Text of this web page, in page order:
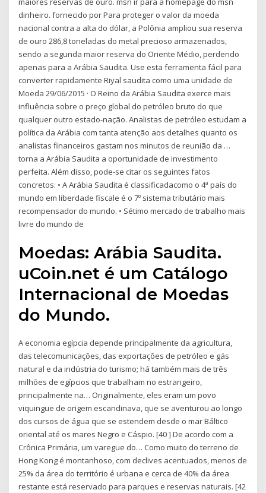
dinheiro. fornecido por Para proteger o valor da moeda
nacional contra a alta do dólar, a Polônia ampliou sua reserva
de ouro 286,8 toneladas do metal precioso armazenados,
sendo a segunda maior reserva do Oriente Médio, perdendo
apenas para a Arábia Saudita. Use esta ferramenta fácil para
converter rapidamente Riyal saudita como uma unidade de
Moeda 29/06/2015 · O Reino da Arábia Saudita exerce mais
influência sobre o preço global do petróleo bruto do que
qualquer outro estado-nação. Analistas de petróleo estudam a
política da Arábia com tanta atenção aos detalhes quanto os
analistas financeiros gastam nos minutos de reunião da …
torna a Arábia Saudita a oportunidade de investimento
perfeita. Além disso, pode-se citar os seguintes fatos
concretos: • A Arábia Saudita é classificadacomo o 4ª país do
mundo em liberdade fiscale é o 7º sistema tributário mais
recompensador do mundo. • Sétimo mercado de trabalho mais
livre do mundo de
Moedas: Arábia Saudita.
uCoin.net é um Catálogo
Internacional de Moedas
do Mundo.
A economia egípcia depende principalmente da agricultura,
das telecomunicações, das exportações de petróleo e gás
natural e da indústria do turismo; há também mais de três
milhões de egípcios que trabalham no estrangeiro,
principalmente na… Originalmente, eles eram um povo
viquingue de origem escandinava, que se aventurou ao longo
dos cursos de água que se estendem desde o mar Báltico
oriental até os mares Negro e Cáspio. [40 ] De acordo com a
Crônica Primária, um varegue do… Como muito do terreno de
Hong Kong é montanhoso, com declives acentuados, menos de
25% da área do território é urbana e cerca de 40% da área
restante está reservado para parques e reservas naturais. [42